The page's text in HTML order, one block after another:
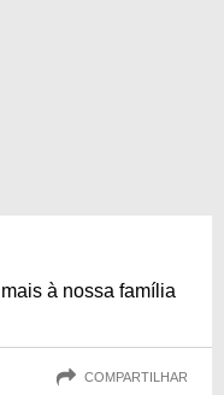
à nossa família
COMPARTILHAR